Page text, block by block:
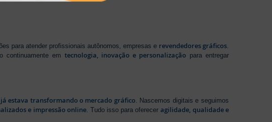
para atender profissionais autônomos, empresas e revendedores gráficos.
continuamente em tecnologia, inovação e personalização para entregar
estava transformando o mercado gráfico. Nascemos digitais e seguimos
e impressão online. Tudo isso para ofereceragilidade, qualidade e